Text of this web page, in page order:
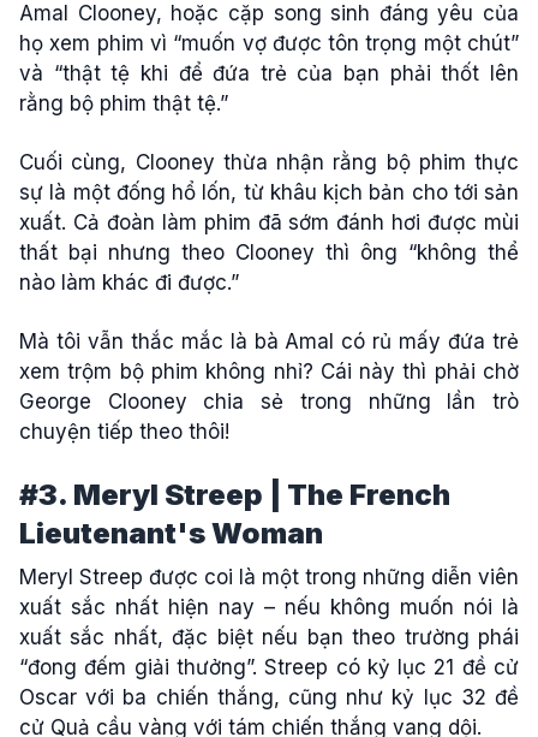
Amal Clooney, hoặc cặp song sinh đáng yêu của
họ xem phim vì “muốn vợ được tôn trọng một chút”
và “thật tệ khi để đứa trẻ của bạn phải thốt lên
rằng bộ phim thật tệ.”
Cuối cùng, Clooney thừa nhận rằng bộ phim thực
sự là một đống hổ lốn, từ khâu kịch bản cho tới sản
xuất. Cả đoàn làm phim đã sớm đánh hơi được mùi
thất bại nhưng theo Clooney thì ông “không thể
nào làm khác đi được.”
Mà tôi vẫn thắc mắc là bà Amal có rủ mấy đứa trẻ
xem trộm bộ phim không nhỉ? Cái này thì phải chờ
George Clooney chia sẻ trong những lần trò
chuyện tiếp theo thôi!
#3. Meryl Streep | The French
Lieutenant's Woman
Meryl Streep được coi là một trong những diễn viên
xuất sắc nhất hiện nay – nếu không muốn nói là
xuất sắc nhất, đặc biệt nếu bạn theo trường phái
“đong đếm giải thưởng”. Streep có kỷ lục 21 đề cử
Oscar với ba chiến thắng, cũng như kỷ lục 32 đề
cử Quả cầu vàng với tám chiến thắng vang dội.